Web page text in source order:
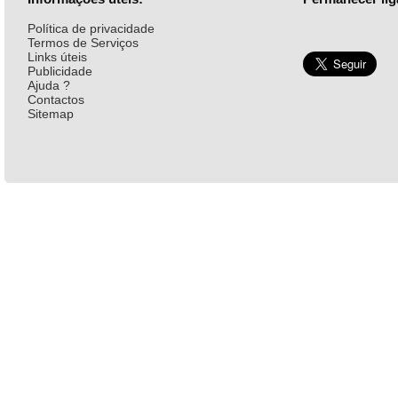
Política de privacidade
Termos de Serviços
Links úteis
Publicidade
Ajuda ?
Contactos
Sitemap